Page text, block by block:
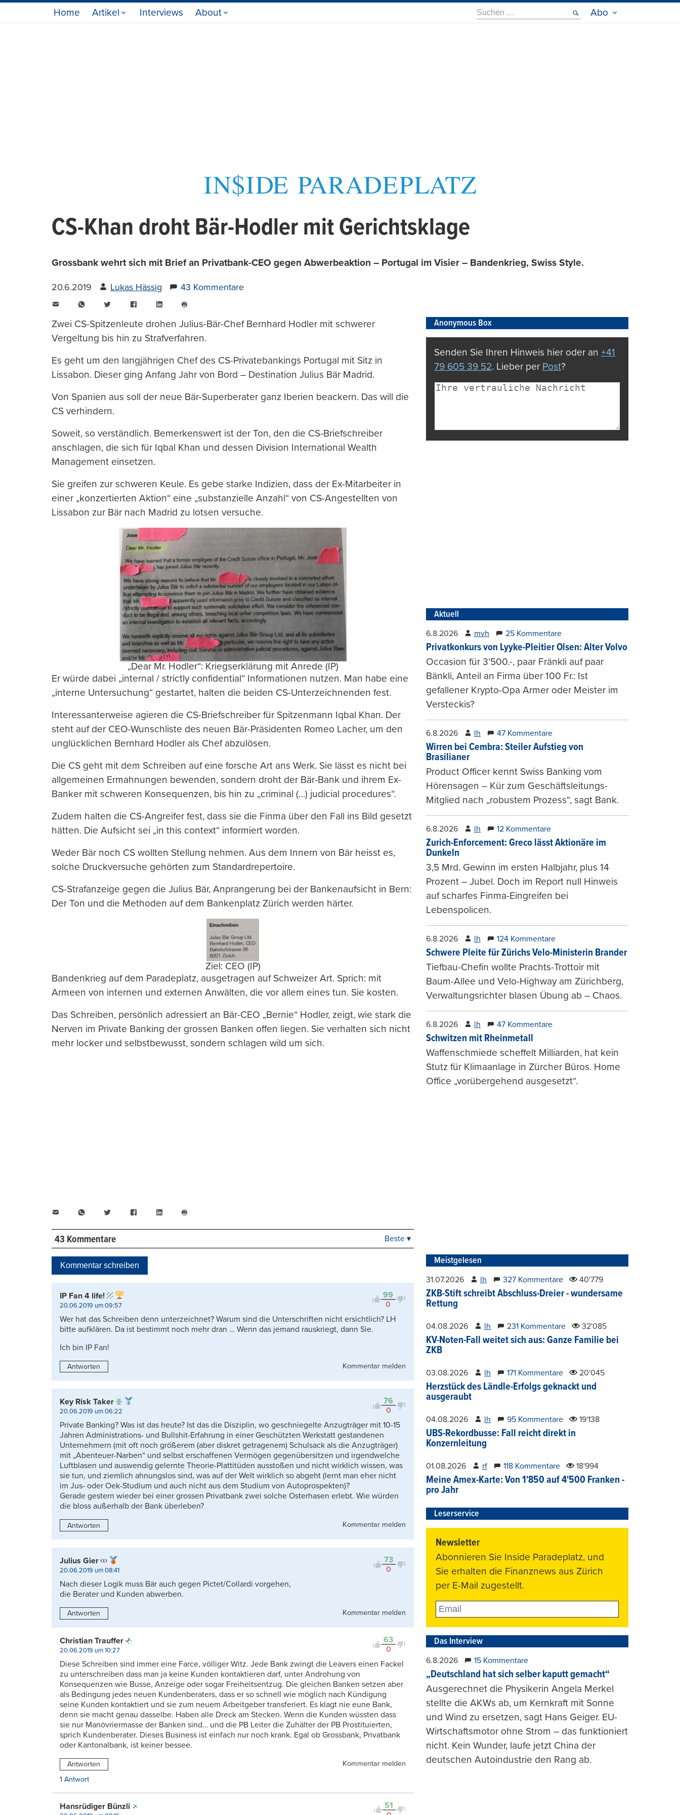
Home Artikel Interviews About
Suche
nach:
Abo
CS-Khan droht Bär-Hodler mit Gerichtsklage
Grossbank wehrt sich mit Brief an Privatbank-CEO gegen Abwerbeaktion – Portugal im Visier – Bandenkrieg, Swiss Style.
20.6.2019 Lukas Hässig 43 Kommentare
WhatsAppTwitter FacebookLinkedIn
drucken
Zwei CS-Spitzenleute drohen Julius-Bär-Chef Bernhard Hodler mit schwerer
Vergeltung bis hin zu Strafverfahren.
Es geht um den langjährigen Chef des CS-Privatebankings Portugal mit Sitz in
Lissabon. Dieser ging Anfang Jahr von Bord – Destination Julius Bär Madrid.
Von Spanien aus soll der neue Bär-Superberater ganz Iberien beackern. Das will die
CS verhindern.
Soweit, so verständlich. Bemerkenswert ist der Ton, den die CS-Briefschreiber
anschlagen, die sich für Iqbal Khan und dessen Division International Wealth
Management einsetzen.
Sie greifen zur schweren Keule. Es gebe starke Indizien, dass der Ex-Mitarbeiter in
einer „konzertierten Aktion“ eine „substanzielle Anzahl“ von CS-Angestellten von
Lissabon zur Bär nach Madrid zu lotsen versuche.
„Dear Mr. Hodler“: Kriegserklärung mit Anrede (IP)
Er würde dabei „internal / strictly confidential“ Informationen nutzen. Man habe eine
„interne Untersuchung“ gestartet, halten die beiden CS-Unterzeichnenden fest.
Interessanterweise agieren die CS-Briefschreiber für Spitzenmann Iqbal Khan. Der
steht auf der CEO-Wunschliste des neuen Bär-Präsidenten Romeo Lacher, um den
unglücklichen Bernhard Hodler als Chef abzulösen.
Die CS geht mit dem Schreiben auf eine forsche Art ans Werk. Sie lässt es nicht bei
allgemeinen Ermahnungen bewenden, sondern droht der Bär-Bank und ihrem Ex-
Banker mit schweren Konsequenzen, bis hin zu „criminal (…) judicial procedures“.
Zudem halten die CS-Angreifer fest, dass sie die Finma über den Fall ins Bild gesetzt
hätten. Die Aufsicht sei „in this context“ informiert worden.
Weder Bär noch CS wollten Stellung nehmen. Aus dem Innern von Bär heisst es,
solche Druckversuche gehörten zum Standardrepertoire.
CS-Strafanzeige gegen die Julius Bär, Anprangerung bei der Bankenaufsicht in Bern:
Der Ton und die Methoden auf dem Bankenplatz Zürich werden härter.
Ziel: CEO (IP)
Bandenkrieg auf dem Paradeplatz, ausgetragen auf Schweizer Art. Sprich: mit
Armeen von internen und externen Anwälten, die vor allem eines tun. Sie kosten.
Das Schreiben, persönlich adressiert an Bär-CEO „Bernie“ Hodler, zeigt, wie stark die
Nerven im Private Banking der grossen Banken offen liegen. Sie verhalten sich nicht
mehr locker und selbstbewusst, sondern schlagen wild um sich.
WhatsAppTwitter FacebookLinkedIn
drucken
43 Kommentare
Kontrovers
Beste ▾
Kommentar schreiben
99
0
IP Fan 4 life!
20.06.2019 um 09:57
Wer hat das Schreiben denn unterzeichnet? Warum sind die Unterschriften nicht ersichtlich? LH
bitte aufklären. Da ist bestimmt noch mehr dran … Wenn das jemand rauskriegt, dann Sie.
Ich bin IP Fan!
Antworten Kommentar melden
76
0
Key Risk Taker
20.06.2019 um 06:22
Private Banking? Was ist das heute? Ist das die Disziplin, wo geschniegelte Anzugträger mit 10-15
Jahren Administrations- und Bullshit-Erfahrung in einer Geschützten Werkstatt gestandenen
Unternehmern (mit oft noch größerem (aber diskret getragenem) Schulsack als die Anzugträger)
mit „Abenteuer-Narben“ und selbst erschaffenen Vermögen gegenübersitzen und irgendwelche
Luftblasen und auswendig gelernte Theorie-Plattitüden ausstoßen und nicht wirklich wissen, was
sie tun, und ziemlich ahnungslos sind, was auf der Welt wirklich so abgeht (lernt man eher nicht
im Jus- oder Oek-Studium und auch nicht aus dem Studium von Autoprospekten)?
Gerade gestern wieder bei einer grossen Privatbank zwei solche Osterhasen erlebt. Wie würden
die bloss außerhalb der Bank überleben?
Antworten Kommentar melden
73
0
Julius Gier
20.06.2019 um 08:41
Nach dieser Logik muss Bär auch gegen Pictet/Collardi vorgehen,
die Berater und Kunden abwerben.
Antworten Kommentar melden
63
0
Christian Trauffer
20.06.2019 um 10:27
Diese Schreiben sind immer eine Farce, völliger Witz. Jede Bank zwingt die Leavers einen Fackel
zu unterschreiben dass man ja keine Kunden kontaktieren darf, unter Androhung von
Konsequenzen wie Busse, Anzeige oder sogar Freiheitsentzug. Die gleichen Banken setzen aber
als Bedingung jedes neuen Kundenberaters, dass er so schnell wie möglich nach Kündigung
seine Kunden kontaktiert und sie zum neuem Arbeitgeber transferiert. Es klagt nie eune Bank,
denn sie macht genau dasselbe. Haben alle Dreck am Stecken. Wenn die Kunden wüssten dass
sie nur Manövriermasse der Banken sind… und die PB Leiter die Zuhälter der PB Prostituierten,
sprich Kundenberater. Dieses Business ist einfach nur noch krank. Egal ob Grossbank, Privatbank
oder Kantonalbank, ist keiner bessee.
Antworten
Kommentar melden
1 Antwort
51
Hansrüdiger Bünzli
Anonymous Box
Senden Sie Ihren Hinweis hier oder an +41
79 605 39 52. Lieber per Post?
Aktuell
6.8.2026 mvh 25 Kommentare
Privatkonkurs von Lyyke-Pleitier Olsen: Alter Volvo
Occasion für 3’500.-, paar Fränkli auf paar
Bänkli, Anteil an Firma über 100 Fr.: Ist
gefallener Krypto-Opa Armer oder Meister im
Versteckis?
6.8.2026 lh 47 Kommentare
Wirren bei Cembra: Steiler Aufstieg von
Brasilianer
Product Officer kennt Swiss Banking vom
Hörensagen – Kür zum Geschäftsleitungs-
Mitglied nach „robustem Prozess“, sagt Bank.
6.8.2026 lh 12 Kommentare
Zurich-Enforcement: Greco lässt Aktionäre im
Dunkeln
3,5 Mrd. Gewinn im ersten Halbjahr, plus 14
Prozent – Jubel. Doch im Report null Hinweis
auf scharfes Finma-Eingreifen bei
Lebenspolicen.
6.8.2026 lh 124 Kommentare
Schwere Pleite für Zürichs Velo-Ministerin Brander
Tiefbau-Chefin wollte Prachts-Trottoir mit
Baum-Allee und Velo-Highway am Zürichberg,
Verwaltungsrichter blasen Übung ab – Chaos.
6.8.2026 lh 47 Kommentare
Schwitzen mit Rheinmetall
Waffenschmiede scheffelt Milliarden, hat kein
Stutz für Klimaanlage in Zürcher Büros. Home
Office „vorübergehend ausgesetzt“.
Meistgelesen
31.07.2026 lh 327 Kommentare 40'779
ZKB-Stift schreibt Abschluss-Dreier - wundersame
Rettung
04.08.2026 lh 231 Kommentare 32'085
KV-Noten-Fall weitet sich aus: Ganze Familie bei
ZKB
03.08.2026 lh 171 Kommentare 20'045
Herzstück des Ländle-Erfolgs geknackt und
ausgeraubt
04.08.2026 lh 95 Kommentare 19'138
UBS-Rekordbusse: Fall reicht direkt in
Konzernleitung
01.08.2026 rf 118 Kommentare 18'994
Meine Amex-Karte: Von 1'850 auf 4'500 Franken -
pro Jahr
Leserservice
Newsletter
Abonnieren Sie Inside Paradeplatz, und
Sie erhalten die Finanznews aus Zürich
per E-Mail zugestellt.
Das Interview
6.8.2026 15 Kommentare
„Deutschland hat sich selber kaputt gemacht“
Ausgerechnet die Physikerin Angela Merkel
stellte die AKWs ab, um Kernkraft mit Sonne
und Wind zu ersetzen, sagt Hans Geiger. EU-
Wirtschaftsmotor ohne Strom – das funktioniert
nicht. Kein Wunder, laufe jetzt China der
deutschen Autoindustrie den Rang ab.